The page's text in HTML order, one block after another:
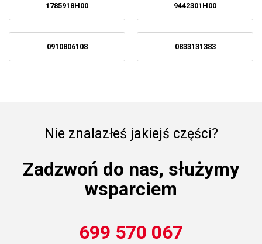
1785918H00 9442301H00
0910806108 0833131383
Nie znalazłeś jakiejś części?
Zadzwoń do nas, służymy
wsparciem
699 570 067